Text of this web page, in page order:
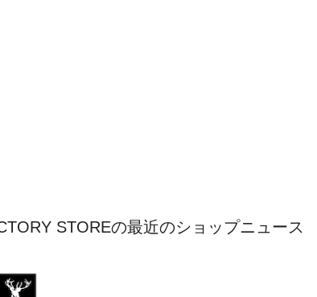
STOREの最近のショップニュース